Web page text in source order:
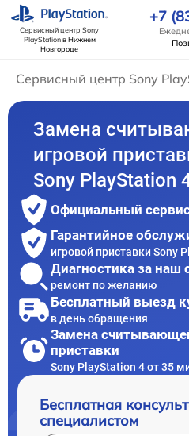
Сервисный центр Sony
PlayStationв Нижнем
Новгороде
+7
Сервисный центр Sony
Замена
игровой
Sony PlayStation
Официальный
Гарантийное
игровой приставки Sony
Диагностика за наш
ремонт по желанию
Бесплатный выезд
в день обращения
Замена
приставки
Sony PlayStation 4 от 35
Бесплатная
специалистом